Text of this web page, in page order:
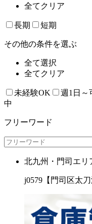
全てクリア
長期 短期
その他の条件を選ぶ
全て選択
全てクリア
未経験OK 週1日～
中
フリーワード
北九州・門司エリ
j0579【門司区太